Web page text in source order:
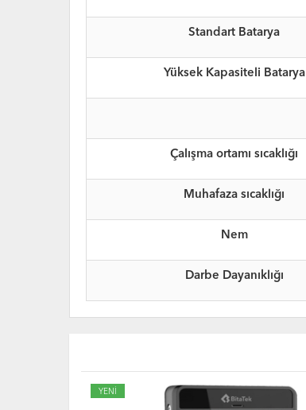
Standart Batarya
Yüksek Kapasiteli Batarya
Çalışma ortamı sıcaklığı
Muhafaza sıcaklığı
Nem
Darbe Dayanıklığı
YENİ